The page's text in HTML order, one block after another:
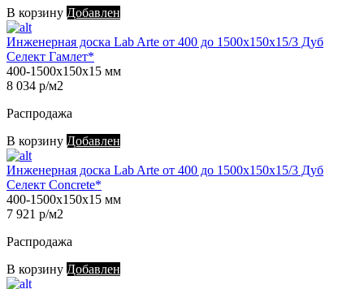
В корзину Добавлен
Инженерная доска Lab Arte от 400 до 1500х150х15/3 Дуб
Селект Гамлет*
400-1500х150х15 мм
8 034 р/м2
Распродажа
В корзину Добавлен
Инженерная доска Lab Arte от 400 до 1500х150х15/3 Дуб
Селект Concrete*
400-1500х150х15 мм
7 921 р/м2
Распродажа
В корзину Добавлен